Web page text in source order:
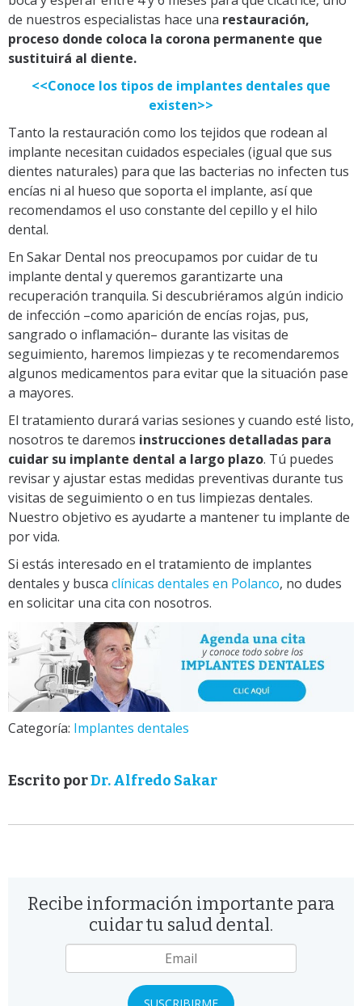
de nuestros especialistas hace una restauración,
proceso donde coloca la corona permanente que
sustituirá al diente.
<<Conoce los tipos de implantes dentales que
existen>>
Tanto la restauración como los tejidos que rodean al
implante necesitan cuidados especiales (igual que sus
dientes naturales) para que las bacterias no infecten tus
encías ni al hueso que soporta el implante, así que
recomendamos el uso constante del cepillo y el hilo
dental.
En Sakar Dental nos preocupamos por cuidar de tu
implante dental y queremos garantizarte una
recuperación tranquila. Si descubriéramos algún indicio
de infección –como aparición de encías rojas, pus,
sangrado o inflamación– durante las visitas de
seguimiento, haremos limpiezas y te recomendaremos
algunos medicamentos para evitar que la situación pase
a mayores.
El tratamiento durará varias sesiones y cuando esté listo,
nosotros te daremos instrucciones detalladas para
cuidar su implante dental a largo plazo. Tú puedes
revisar y ajustar estas medidas preventivas durante tus
visitas de seguimiento o en tus limpiezas dentales.
Nuestro objetivo es ayudarte a mantener tu implante de
por vida.
Si estás interesado en el tratamiento de implantes
dentales y busca clínicas dentales en Polanco, no dudes
en solicitar una cita con nosotros.
Categoría: Implantes dentales
Escrito porDr. Alfredo Sakar
Recibe información importante para
cuidar tu salud dental.